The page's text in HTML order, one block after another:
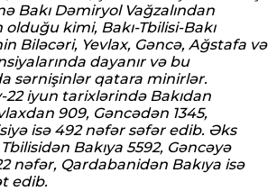
Bakı Dəmiryol Vağzalından
kimi, Bakı-Tbilisi-Bakı
Biləcəri, Yevlax, Gəncə, Ağstafa və
dayanır və bu
sərnişinlər qatara minirlər.
22 iyun tarixlərində Bakıdan
909, Gəncədən 1345,
isə 492 nəfər səfər edib. Əks
Bakıya 5592, Gəncəyə
nəfər, Qardabanidən Bakıya isə
edib.